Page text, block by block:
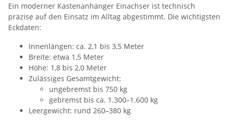
Ein moderner Kastenanhänger Einachser ist technisch
präzise auf den Einsatz im Alltag abgestimmt. Die wichtigsten
Eckdaten:
Innenlängen: ca. 2,1 bis 3,5 Meter
Breite: etwa 1,5 Meter
Höhe: 1,8 bis 2,0 Meter
Zulässiges Gesamtgewicht:
ungebremst bis 750 kg
gebremst bis ca. 1.300–1.600 kg
Leergewicht: rund 260–380 kg